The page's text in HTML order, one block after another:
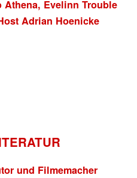
Evelinn Trouble
Adrian Hoenicke
und Filmemacher